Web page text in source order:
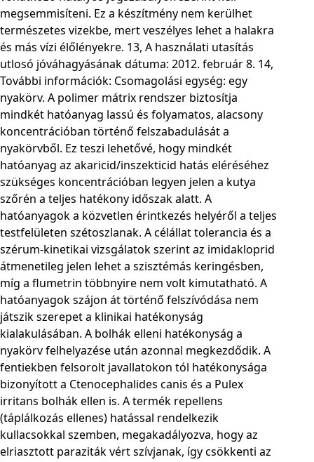
megsemmisíteni. Ez a készítmény nem kerülhet
természetes vizekbe, mert veszélyes lehet a halakra
és más vízi élőlényekre. 13, A használati utasítás
utlosó jóváhagyásának dátuma: 2012. február 8. 14,
További információk: Csomagolási egység: egy
nyakörv. A polimer mátrix rendszer biztosítja
mindkét hatóanyag lassú és folyamatos, alacsony
koncentrációban történő felszabadulását a
nyakörvből. Ez teszi lehetővé, hogy mindkét
hatóanyag az akaricid/inszekticid hatás eléréséhez
szükséges koncentrációban legyen jelen a kutya
szőrén a teljes hatékony időszak alatt. A
hatóanyagok a közvetlen érintkezés helyéről a teljes
testfelületen szétoszlanak. A célállat tolerancia és a
szérum-kinetikai vizsgálatok szerint az imidakloprid
átmenetileg jelen lehet a szisztémás keringésben,
míg a flumetrin többnyire nem volt kimutatható. A
hatóanyagok szájon át történő felszívódása nem
játszik szerepet a klinikai hatékonyság
kialakulásában. A bolhák elleni hatékonyság a
nyakörv felhelyazése után azonnal megkezdődik. A
fentiekben felsorolt javallatokon tól hatékonysága
bizonyított a Ctenocephalides canis és a Pulex
irritans bolhák ellen is. A termék repellens
(táplálkozás ellenes) hatással rendelkezik
kullacsokkal szemben, megakadályozva, hogy az
elriasztott paraziták vért szívjanak, így csökkenti az